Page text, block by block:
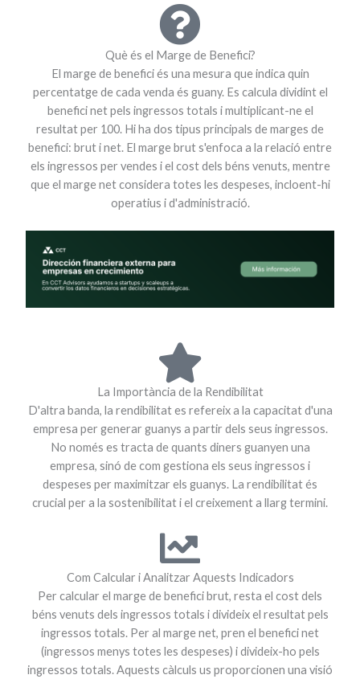
Què és el Marge de Benefici?
El marge de benefici és una mesura que indica quin
percentatge de cada venda és guany. Es calcula dividint el
benefici net pels ingressos totals i multiplicant-ne el
resultat per 100. Hi ha dos tipus principals de marges de
benefici: brut i net. El marge brut s'enfoca a la relació entre
els ingressos per vendes i el cost dels béns venuts, mentre
que el marge net considera totes les despeses, incloent-hi
operatius i d'administració.
La Importància de la Rendibilitat
D'altra banda, la rendibilitat es refereix a la capacitat d'una
empresa per generar guanys a partir dels seus ingressos.
No només es tracta de quants diners guanyen una
empresa, sinó de com gestiona els seus ingressos i
despeses per maximitzar els guanys. La rendibilitat és
crucial per a la sostenibilitat i el creixement a llarg termini.
Com Calcular i Analitzar Aquests Indicadors
Per calcular el marge de benefici brut, resta el cost dels
béns venuts dels ingressos totals i divideix el resultat pels
ingressos totals. Per al marge net, pren el benefici net
(ingressos menys totes les despeses) i divideix-ho pels
ingressos totals. Aquests càlculs us proporcionen una visió